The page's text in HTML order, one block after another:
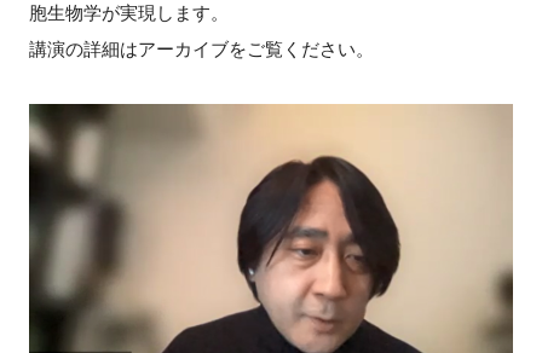
胞生物学が実現します。
講演の詳細はアーカイブをご覧ください。